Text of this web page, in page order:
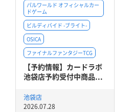
パルワールド オフィシャルカー
ドゲーム
ビルディバイド -ブライト-
OSICA
ファイナルファンタジーTCG
【予約情報】カードラボ
池袋店予約受付中商品...
池袋店
2026.07.28